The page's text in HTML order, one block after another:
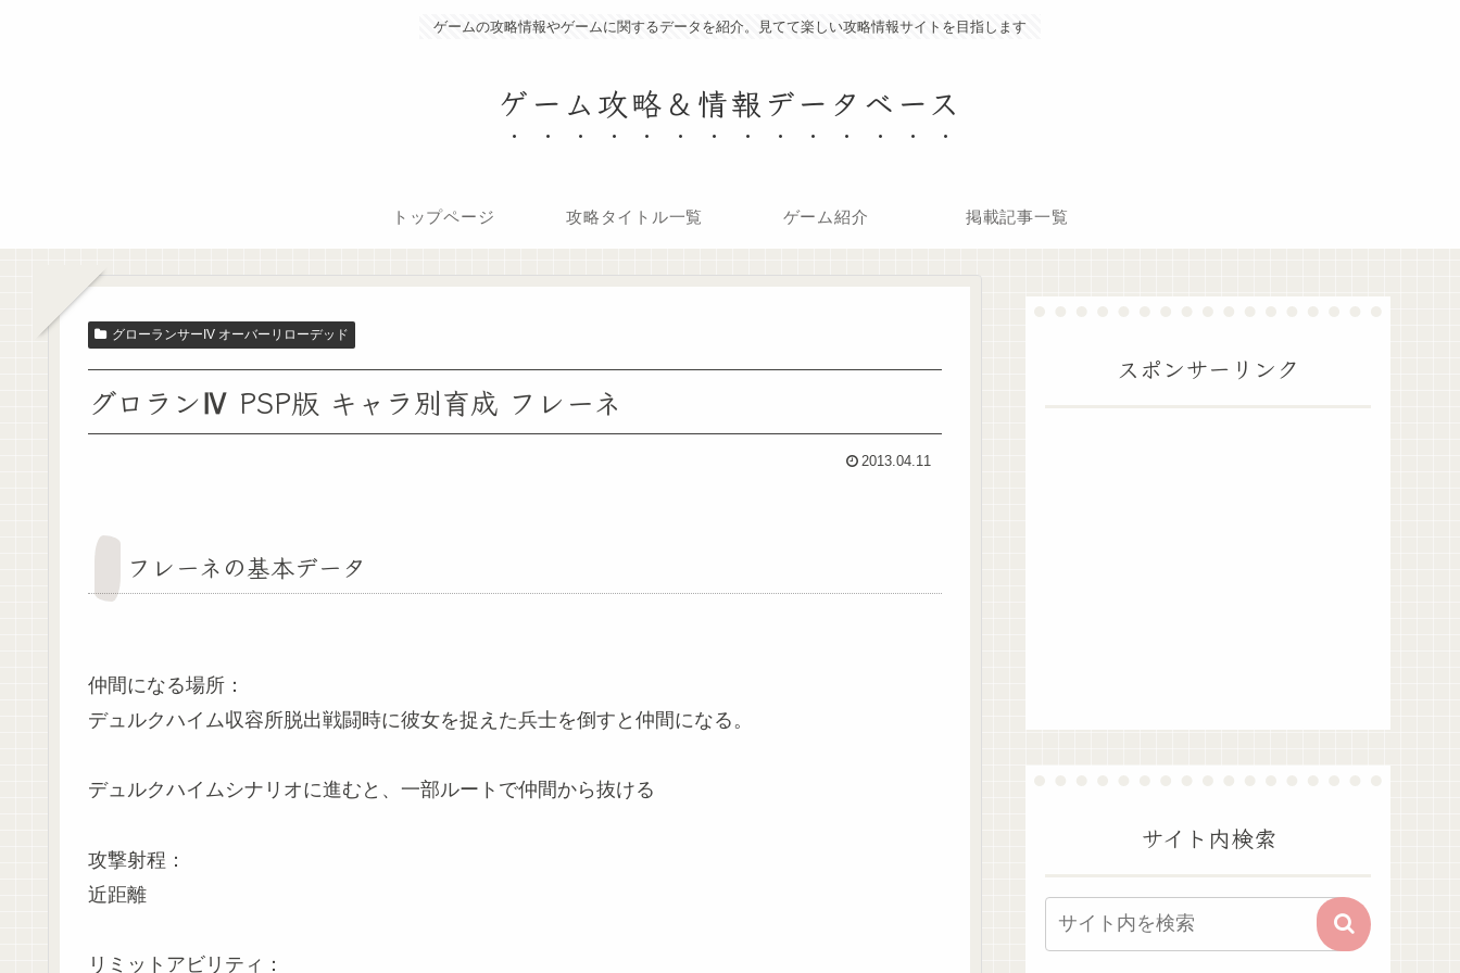
ゲームの攻略情報やゲームに関するデータを紹介。見てて楽しい攻略情報サイトを目指します
ゲーム攻略＆情報データベース
トップページ 攻略タイトル一覧 ゲーム紹介 掲載記事一覧
グローランサーIV オーバーリローデッド
グロランⅣ PSP版 キャラ別育成 フレーネ
2013.04.11
フレーネの基本データ
仲間になる場所：
デュルクハイム収容所脱出戦闘時に彼女を捉えた兵士を倒すと仲間になる。
デュルクハイムシナリオに進むと、一部ルートで仲間から抜ける
攻撃射程：
近距離
リミットアビリティ：
スポンサーリンク
サイト内検索